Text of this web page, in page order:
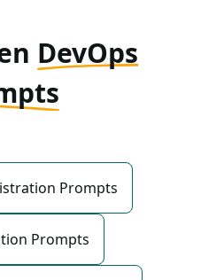
DevOps
Prompts
Prompts